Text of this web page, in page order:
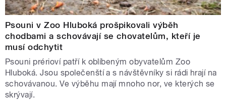
Psouni v Zoo Hluboká prošpikovali výběh
chodbami a schovávají se chovatelům, kteří je
musí odchytit
Psouni prérioví patří k oblíbeným obyvatelům Zoo
Hluboká. Jsou společenští a s návštěvníky si rádi hrají na
schovávanou. Ve výběhu mají mnoho nor, ve kterých se
skrývají.